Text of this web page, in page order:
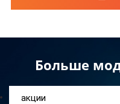
вес равномерно
офис, университет
Больше
акции